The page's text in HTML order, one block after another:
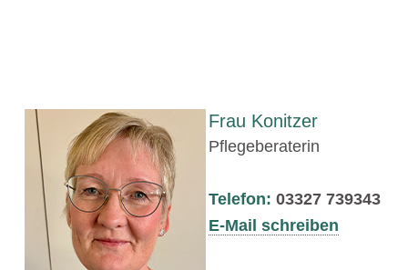
Frau Konitzer
Pflegeberaterin
Telefon: 03327 739343
E-Mail schreiben